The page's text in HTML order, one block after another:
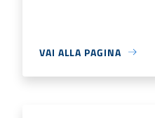
VAI ALLA PAGINA